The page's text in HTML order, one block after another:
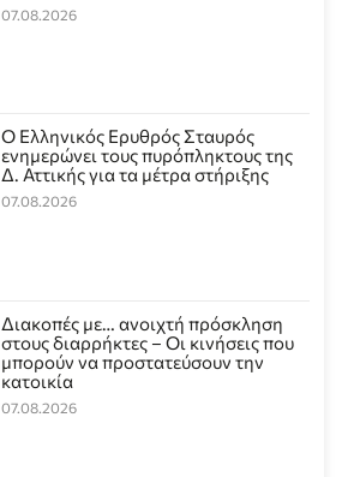
07.08.2026
Ο Ελληνικός Ερυθρός Σταυρός
ενημερώνει τους πυρόπληκτους της
Δ. Αττικής για τα μέτρα στήριξης
07.08.2026
Διακοπές με… ανοιχτή πρόσκληση
στους διαρρήκτες – Οι κινήσεις που
μπορούν να προστατεύσουν την
κατοικία
07.08.2026